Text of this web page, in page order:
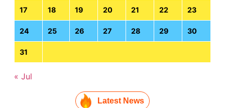
17 18 19 20 21 22 23
24 25 26 27 28 29 30
31
« Jul
Latest News